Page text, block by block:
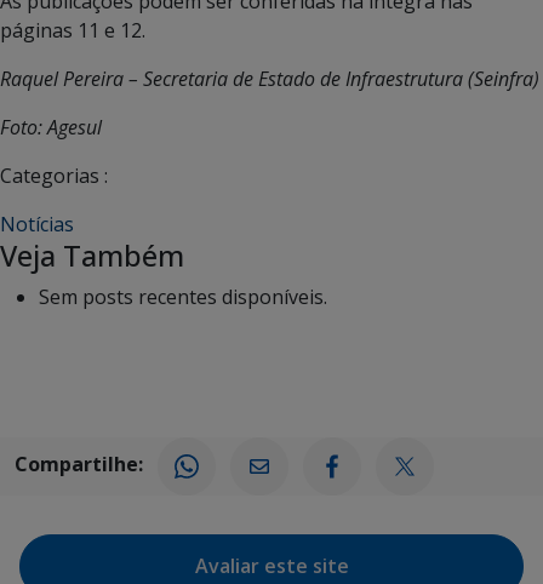
páginas 11 e 12.
Raquel Pereira – Secretaria de Estado de Infraestrutura (Seinfra)
Foto: Agesul
Categorias :
Notícias
Veja Também
Sem posts recentes disponíveis.
Compartilhe:
Avaliar este site